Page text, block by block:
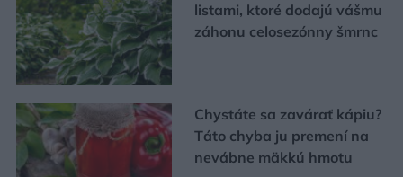
listami, ktoré dodajú vášmu
záhonu celosezónny šmrnc
Chystáte sa zavárať kápiu?
Táto chyba ju premení na
nevábne mäkkú hmotu